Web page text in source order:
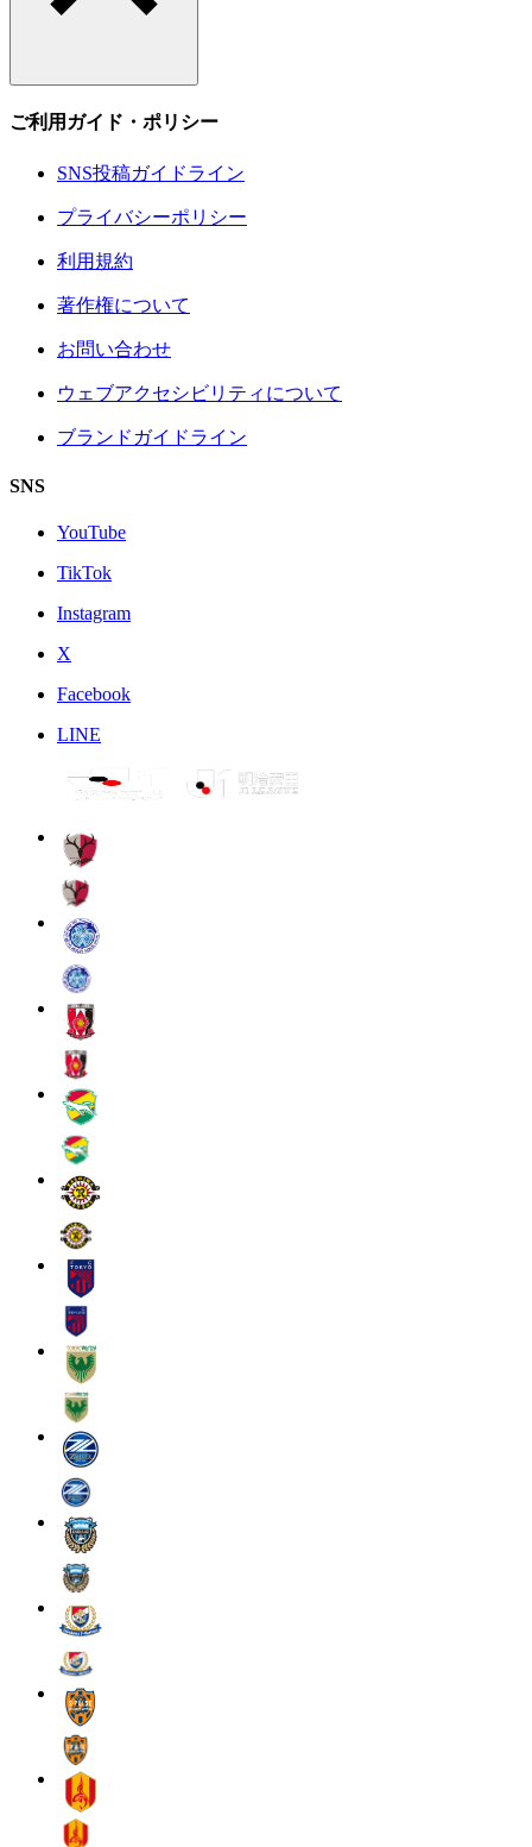
ご利用ガイド・ポリシー
SNS投稿ガイドライン
プライバシーポリシー
利用規約
著作権について
お問い合わせ
ウェブアクセシビリティについて
ブランドガイドライン
SNS
YouTube
TikTok
Instagram
X
Facebook
LINE